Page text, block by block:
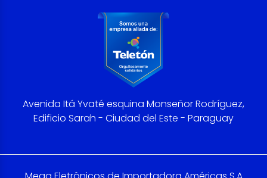
Avenida Itá Yvaté esquina Monseñor Rodríguez,
Edificio Sarah - Ciudad del Este - Paraguay